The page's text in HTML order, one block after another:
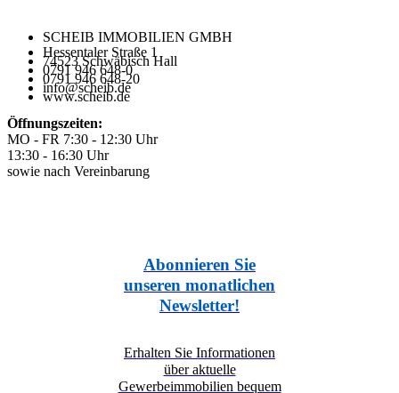
SCHEIB IMMOBILIEN GMBH
Hessentaler Straße 1
74523 Schwäbisch Hall
0791 946 648-0
0791 946 648-20
info@scheib.de
www.scheib.de
Öffnungszeiten:
MO - FR 7:30 - 12:30 Uhr
13:30 - 16:30 Uhr
sowie nach Vereinbarung
Abonnieren Sie
unseren monatlichen
Newsletter!
Erhalten Sie Informationen
über aktuelle
Gewerbeimmobilien bequem